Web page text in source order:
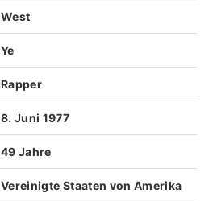
West
Ye
Rapper
8. Juni 1977
49 Jahre
Vereinigte Staaten von Amerika